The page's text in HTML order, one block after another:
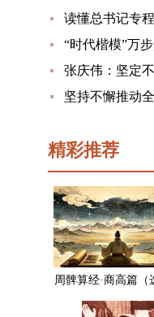
读懂总书记专
“时代楷模”万
张庆伟：坚定
向前进 凝心聚
坚持不懈推动
精彩推荐
周髀算经·商高篇（